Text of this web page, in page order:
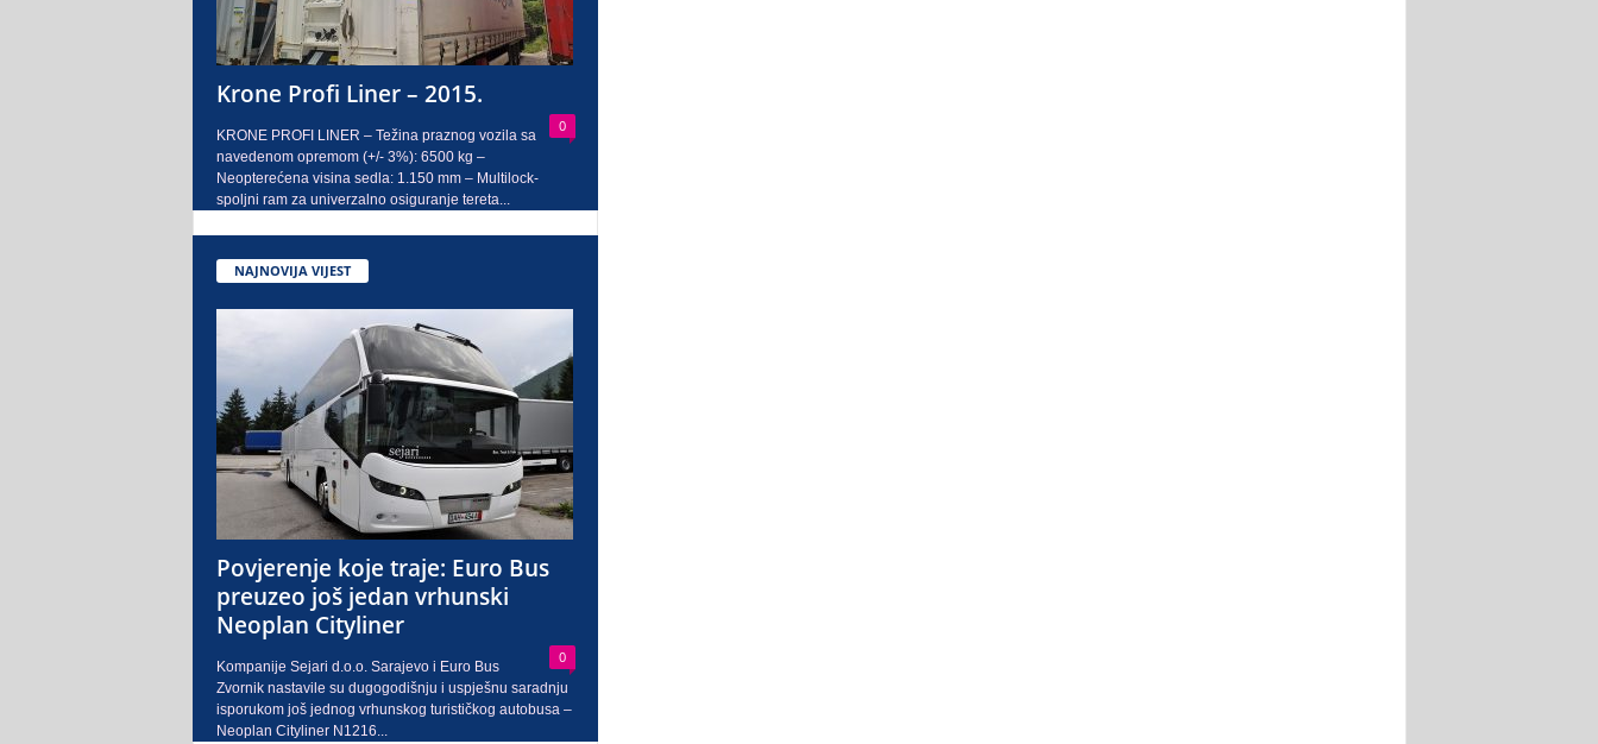
j
o
Krone Profi Liner – 2015.
0
KRONE PROFI LINER – Težina praznog vozila sa
navedenom opremom (+/- 3%): 6500 kg –
Neopterećena visina sedla: 1.150 mm – Multilock-
spoljni ram za univerzalno osiguranje tereta...
NAJNOVIJA VIJEST
Povjerenje koje traje: Euro Bus
preuzeo još jedan vrhunski
Neoplan Cityliner
0
Kompanije Sejari d.o.o. Sarajevo i Euro Bus
Zvornik nastavile su dugogodišnju i uspješnu saradnju
isporukom još jednog vrhunskog turističkog autobusa –
Neoplan Cityliner N1216...